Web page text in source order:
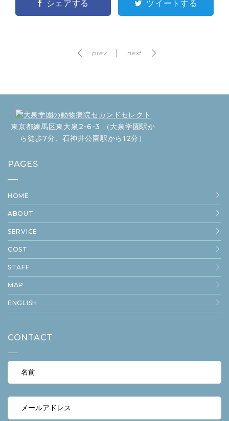
シェアする ツイートする
prev next
東京都練馬区東大泉2-6-3 （大泉学園駅か
ら徒歩7分、石神井公園駅から12分）
PAGES
HOME
ABOUT
SERVICE
COST
STAFF
MAP
ENGLISH
CONTACT